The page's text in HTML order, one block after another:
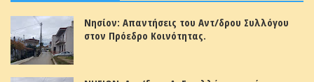
Νησίον: Απαντήσεις του Αντ/δρου Συλλόγου
στον Πρόεδρο Κοινότητας.